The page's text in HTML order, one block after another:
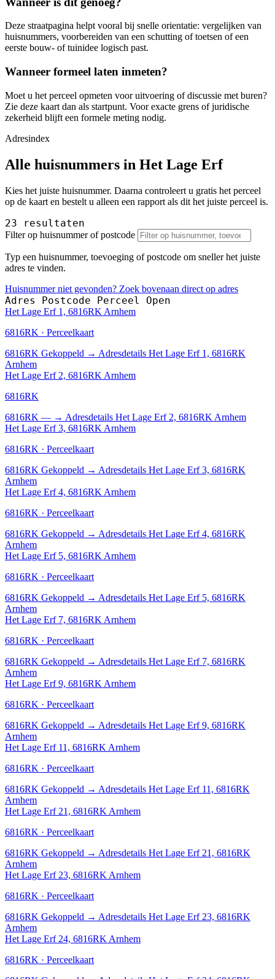
Deze straatpagina helpt vooral bij snelle orientatie: vergelijken van
huisnummers, voorbereiden van een schutting of toetsen of een
eerste bouw- of tuinidee logisch past.
Wanneer formeel laten inmeten?
Moet u het perceel opmeten voor uitvoering of discussie met buren?
Zie deze kaart dan als startpunt. Voor exacte grens of juridische
zekerheid blijft een formele meting nodig.
Adresindex
Alle huisnummers in Het Lage Erf
Kies het juiste huisnummer. Daarna controleert u gratis het perceel
op de kaart en bestelt u alleen een rapport als dit het juiste perceel is.
23 resultaten
Filter op huisnummer of postcode
Typ een huisnummer, toevoeging of postcode om sneller het juiste
adres te vinden.
Huisnummer niet gevonden? Zoek bovenaan direct op adres
Adres Postcode Perceel Open
Het Lage Erf 1, 6816RK Arnhem
6816RK · Perceelkaart
6816RK Gekoppeld → Adresdetails Het Lage Erf 1, 6816RK
Arnhem
Het Lage Erf 2, 6816RK Arnhem
6816RK
6816RK — → Adresdetails Het Lage Erf 2, 6816RK Arnhem
Het Lage Erf 3, 6816RK Arnhem
6816RK · Perceelkaart
6816RK Gekoppeld → Adresdetails Het Lage Erf 3, 6816RK
Arnhem
Het Lage Erf 4, 6816RK Arnhem
6816RK · Perceelkaart
6816RK Gekoppeld → Adresdetails Het Lage Erf 4, 6816RK
Arnhem
Het Lage Erf 5, 6816RK Arnhem
6816RK · Perceelkaart
6816RK Gekoppeld → Adresdetails Het Lage Erf 5, 6816RK
Arnhem
Het Lage Erf 7, 6816RK Arnhem
6816RK · Perceelkaart
6816RK Gekoppeld → Adresdetails Het Lage Erf 7, 6816RK
Arnhem
Het Lage Erf 9, 6816RK Arnhem
6816RK · Perceelkaart
6816RK Gekoppeld → Adresdetails Het Lage Erf 9, 6816RK
Arnhem
Het Lage Erf 11, 6816RK Arnhem
6816RK · Perceelkaart
6816RK Gekoppeld → Adresdetails Het Lage Erf 11, 6816RK
Arnhem
Het Lage Erf 21, 6816RK Arnhem
6816RK · Perceelkaart
6816RK Gekoppeld → Adresdetails Het Lage Erf 21, 6816RK
Arnhem
Het Lage Erf 23, 6816RK Arnhem
6816RK · Perceelkaart
6816RK Gekoppeld → Adresdetails Het Lage Erf 23, 6816RK
Arnhem
Het Lage Erf 24, 6816RK Arnhem
6816RK · Perceelkaart